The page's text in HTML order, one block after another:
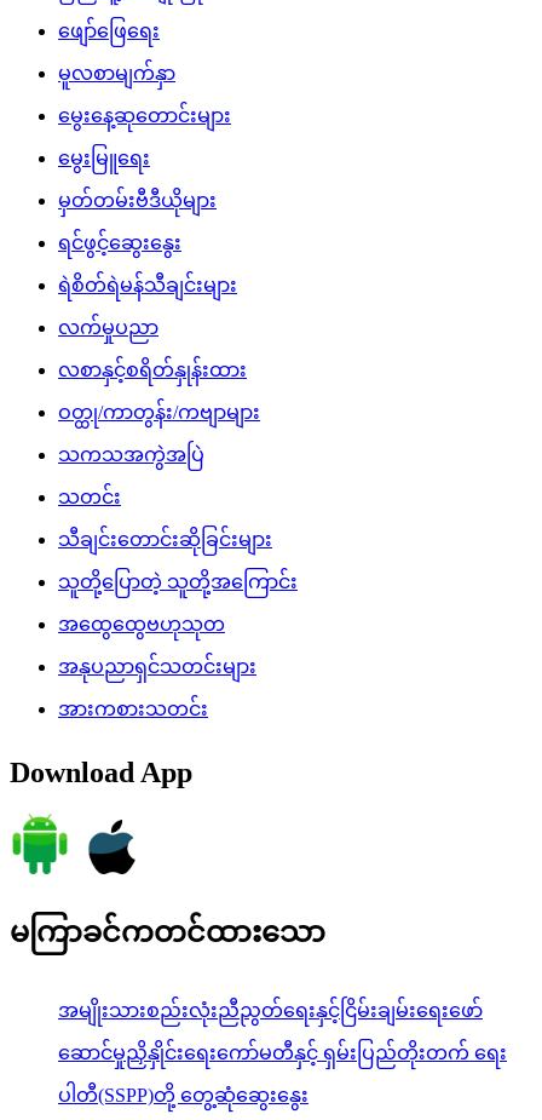
ဖျော်ဖြေရေး
မူလစာမျက်နှာ
မွေးနေ့ဆုတောင်းများ
မွေးမြူရေး
မှတ်တမ်းဗီဒီယိုများ
ရင်ဖွင့်ဆွေးနွေး
ရဲစိတ်ရဲမန်သီချင်းများ
လက်မှုပညာ
လစာနှင့်စရိတ်နှုန်းထား
ဝတ္ထု/ကာတွန်း/ကဗျာများ
သကသအကွဲအပြဲ
သတင်း
သီချင်းတောင်းဆိုခြင်းများ
သူတို့ပြောတဲ့ သူတို့အကြောင်း
အထွေထွေဗဟုသုတ
အနုပညာရှင်သတင်းများ
အားကစားသတင်း
Download App
မကြာခင်ကတင်ထားသော
အမျိုးသားစည်းလုံးညီညွတ်ရေးနှင့်ငြိမ်းချမ်းရေးဖော်
ဆောင်မှုညှိနှိုင်းရေးကော်မတီနှင့် ရှမ်းပြည်တိုးတက် ရေး
ပါတီ(SSPP)တို့ တွေ့ဆုံဆွေးနွေး